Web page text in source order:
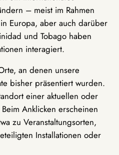
– meist im Rahmen
Europa, aber auch darüber
und Tobago haben
interagiert.
an denen unsere
bisher präsentiert wurden.
einer aktuellen oder
Anklicken erscheinen
zu Veranstaltungsorten,
Installationen oder